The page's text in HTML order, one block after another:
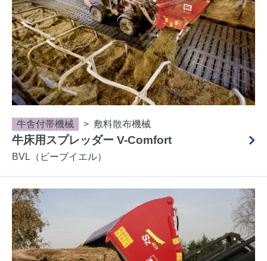
牛舎付帯機械 敷料散布機械
牛床用スプレッダー V-Comfort
BVL（ビーブイエル）